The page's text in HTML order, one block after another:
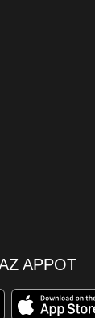
APPOT